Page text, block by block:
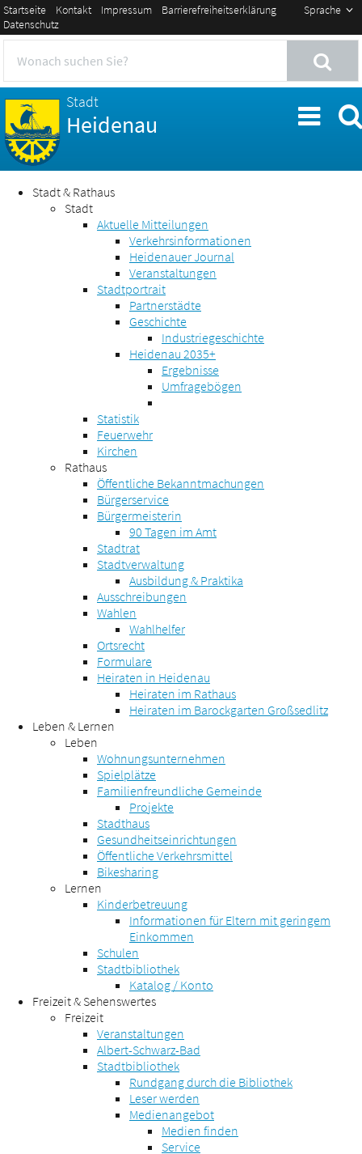
Sprache
Startseite Kontakt Impressum
Barrierefreiheitserklärung
Datenschutz
Stadt
Heidenau
Stadt & Rathaus
Stadt
Aktuelle Mitteilungen
Verkehrsinformationen
Heidenauer Journal
Veranstaltungen
Stadtportrait
Partnerstädte
Geschichte
Industriegeschichte
Heidenau 2035+
Ergebnisse
Umfragebögen
Statistik
Feuerwehr
Kirchen
Rathaus
Öffentliche Bekanntmachungen
Bürgerservice
Bürgermeisterin
90 Tagen im Amt
Stadtrat
Stadtverwaltung
Ausbildung & Praktika
Ausschreibungen
Wahlen
Wahlhelfer
Ortsrecht
Formulare
Heiraten in Heidenau
Heiraten im Rathaus
Heiraten im Barockgarten Großsedlitz
Leben & Lernen
Leben
Wohnungsunternehmen
Spielplätze
Familienfreundliche Gemeinde
Projekte
Stadthaus
Gesundheitseinrichtungen
Öffentliche Verkehrsmittel
Bikesharing
Lernen
Kinderbetreuung
Informationen für Eltern mit geringem
Einkommen
Schulen
Stadtbibliothek
Katalog / Konto
Freizeit & Sehenswertes
Freizeit
Veranstaltungen
Albert-Schwarz-Bad
Stadtbibliothek
Rundgang durch die Bibliothek
Leser werden
Medienangebot
Medien finden
Service